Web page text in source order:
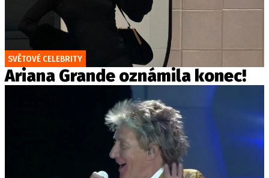
SVĚTOVÉ CELEBRITY
Ariana Grande oznámila konec!